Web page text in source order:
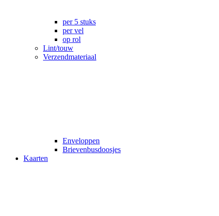
per 5 stuks
per vel
op rol
Lint/touw
Verzendmateriaal
Enveloppen
Brievenbusdoosjes
Kaarten